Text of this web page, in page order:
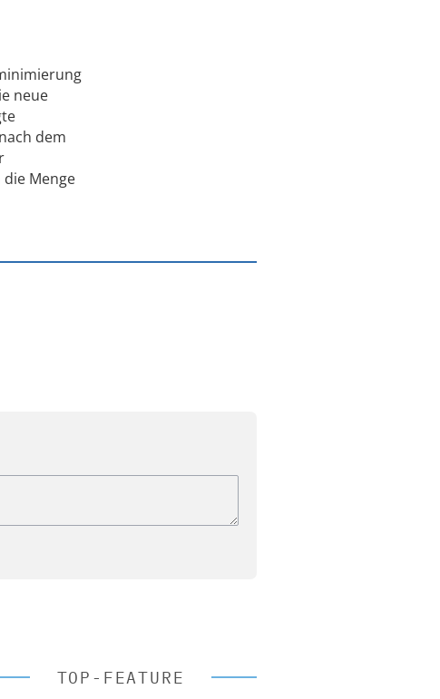
neue
dem
Menge
TOP-FEATURE